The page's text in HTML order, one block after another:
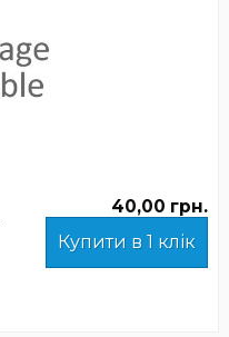
40,00 грн.
Купити в 1 клік